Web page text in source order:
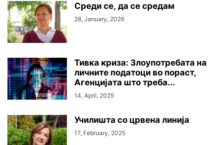
Среди се, да се средам
28, January, 2026
Тивка криза: Злоупотребата на
личните податоци во пораст,
Агенцијата што треба...
14, April, 2025
Училишта со црвена линија
17, February, 2025